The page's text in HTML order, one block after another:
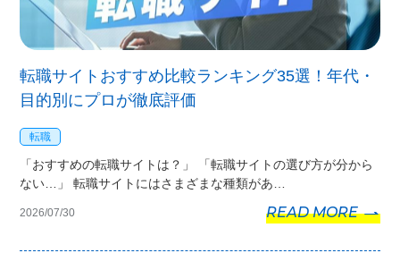
転職サイトおすすめ比較ランキング35選！年代・
目的別にプロが徹底評価
転職
「おすすめの転職サイトは？」 「転職サイトの選び方が分から
ない…」 転職サイトにはさまざまな種類があ…
2026/07/30 READ MORE